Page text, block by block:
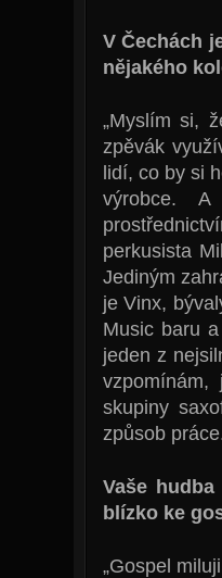
V Čechách
nějakého
„Myslím si,
zpěvák
lidí, co by si
výrobce. A
perkusista
Jediným
je Vinx,
Music baru
jeden z
vzpomínám,
skupiny
způsob
Vaše
blízko ke
„Gospel